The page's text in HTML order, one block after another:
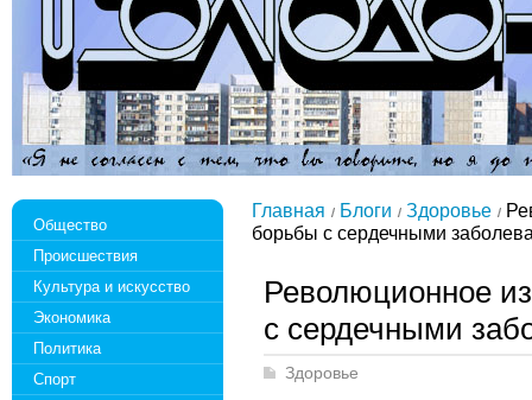
Общество
Происшествия
Культура и искусство
Экономика
Политика
Спорт
Главная Блоги Здоровье
борьбы с сердечными
Революционное
с сердечными
Здоровье